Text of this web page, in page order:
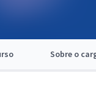
Sobre o